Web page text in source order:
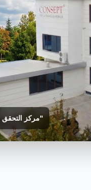
"مركز التحقق